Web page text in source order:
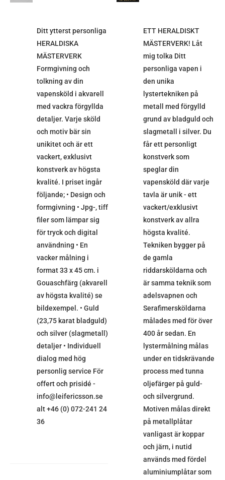
Ditt ytterst personliga
HERALDISKA
MÄSTERVERK
Formgivning och
tolkning av din
vapensköld i akvarell
med vackra förgyllda
detaljer. Varje sköld
och motiv bär sin
unikitet och är ett
vackert, exklusivt
konstverk av högsta
kvalité. I priset ingår
följande; • Design och
formgivning • Jpg-, tiff
filer som lämpar sig
för tryck och digital
användning • En
vacker målning i
format 33 x 45 cm. i
Gouaschfärg (akvarell
av högsta kvalité) se
bildexempel. • Guld
(23,75 karat bladguld)
och silver (slagmetall)
detaljer • Individuell
dialog med hög
personlig service För
offert och prisidé -
info@leifericsson.se
alt +46 (0) 072-241 24
36
ETT HERALDISKT
MÄSTERVERK! Låt
mig tolka Ditt
personliga vapen i
den unika
lystertekniken på
metall med förgylld
grund av bladguld och
slagmetall i silver. Du
får ett personligt
konstverk som
speglar din
vapensköld där varje
tavla är unik - ett
vackert/exklusivt
konstverk av allra
högsta kvalité.
Tekniken bygger på
de gamla
riddarsköldarna och
är samma teknik som
adelsvapnen och
Serafimersköldarna
målades med för över
400 år sedan. En
lystermålning målas
under en tidskrävande
process med tunna
oljefärger på guld-
och silvergrund.
Motiven målas direkt
på metallplåtar
vanligast är koppar
och järn, i nutid
används med fördel
aluminiumplåtar som